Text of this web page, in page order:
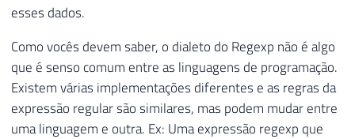
esses dados.
Como vocês devem saber, o dialeto do Regexp não é algo
que é senso comum entre as linguagens de programação.
Existem várias implementações diferentes e as regras da
expressão regular são similares, mas podem mudar entre
uma linguagem e outra. Ex: Uma expressão regexp que